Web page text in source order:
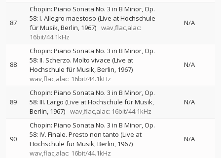
87
Chopin: Piano Sonata No. 3 in B Minor, Op.
58: I. Allegro maestoso (Live at Hochschule
für Musik, Berlin, 1967) wav,flac,alac:
16bit/44.1kHz
N/A
88
Chopin: Piano Sonata No. 3 in B Minor, Op.
58: II. Scherzo. Molto vivace (Live at
Hochschule für Musik, Berlin, 1967)
wav,flac,alac: 16bit/44.1kHz
N/A
89
Chopin: Piano Sonata No. 3 in B Minor, Op.
58: III. Largo (Live at Hochschule für Musik,
Berlin, 1967) wav,flac,alac: 16bit/44.1kHz
N/A
90
Chopin: Piano Sonata No. 3 in B Minor, Op.
58: IV. Finale. Presto non tanto (Live at
Hochschule für Musik, Berlin, 1967)
wav,flac,alac: 16bit/44.1kHz
N/A